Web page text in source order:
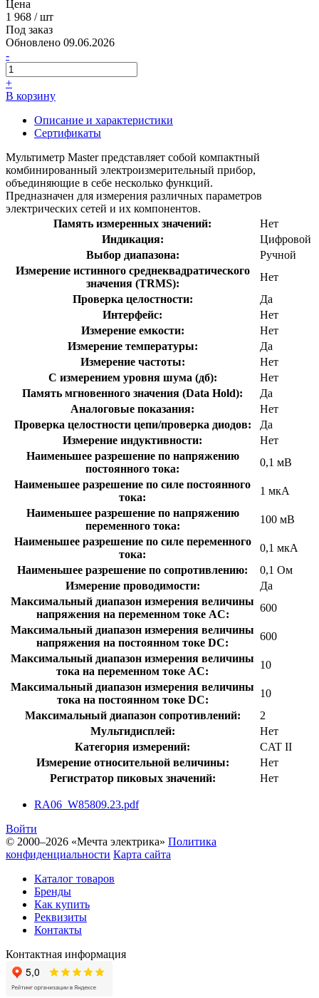
Цена
1 968 / шт
Под заказ
Обновлено 09.06.2026
-
+
В корзину
Описание и характеристики
Сертификаты
Мультиметр Master представляет собой компактный
комбинированный электроизмерительный прибор,
объединяющие в себе несколько функций.
Предназначен для измерения различных параметров
электрических сетей и их компонентов.
Память измеренных значений:
Нет
Индикация:
Цифровой
Выбор диапазона:
Ручной
Измерение истинного среднеквадратического
значения (ТRMS):
Нет
Проверка целостности:
Да
Интерфейс:
Нет
Измерение емкости:
Нет
Измерение температуры:
Да
Измерение частоты:
Нет
С измерением уровня шума (дб):
Нет
Память мгновенного значения (Data Hold):
Да
Аналоговые показания:
Нет
Проверка целостности цепи/проверка диодов:
Да
Измерение индуктивности:
Нет
Наименьшее разрешение по напряжению
постоянного тока:
0,1 мВ
Наименьшее разрешение по силе постоянного
тока:
1 мкА
Наименьшее разрешение по напряжению
переменного тока:
100 мВ
Наименьшее разрешение по силе переменного
тока:
0,1 мкА
Наименьшее разрешение по сопротивлению:
0,1 Ом
Измерение проводимости:
Да
Максимальный диапазон измерения величины
напряжения на переменном токе АC:
600
Максимальный диапазон измерения величины
напряжения на постоянном токе DC:
600
Максимальный диапазон измерения величины
тока на переменном токе АC:
10
Максимальный диапазон измерения величины
тока на постоянном токе DC:
10
Максимальный диапазон сопротивлений:
2
Мультидисплей:
Нет
Категория измерений:
CAT II
Измерение относительной величины:
Нет
Регистратор пиковых значений:
Нет
RA06_W85809.23.pdf
Войти
© 2000–2026 «Мечта электрика» Политика
конфиденциальности Карта сайта
Каталог товаров
Бренды
Как купить
Реквизиты
Контакты
Контактная информация